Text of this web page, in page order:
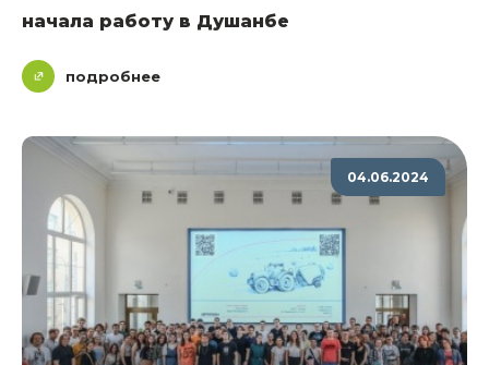
начала работу в Душанбе
подробнее
04.06.2024